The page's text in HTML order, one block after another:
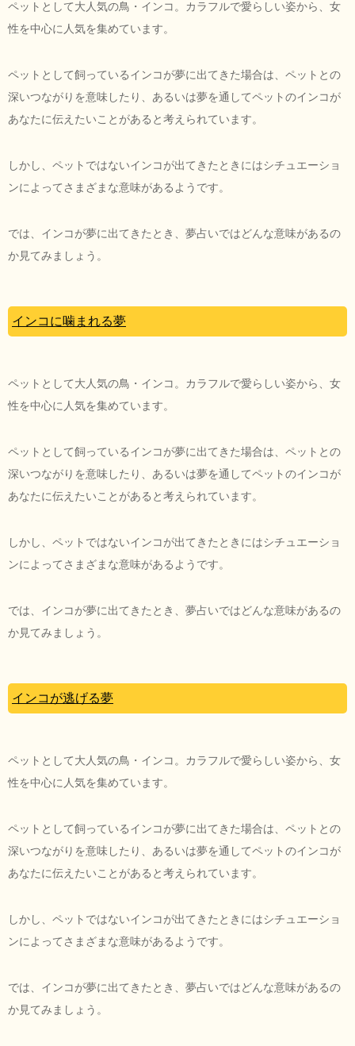
ペットとして大人気の鳥・インコ。カラフルで愛らしい姿から、女
性を中心に人気を集めています。
ペットとして飼っているインコが夢に出てきた場合は、ペットとの
深いつながりを意味したり、あるいは夢を通してペットのインコが
あなたに伝えたいことがあると考えられています。
しかし、ペットではないインコが出てきたときにはシチュエーショ
ンによってさまざまな意味があるようです。
では、インコが夢に出てきたとき、夢占いではどんな意味があるの
か見てみましょう。
インコに噛まれる夢
ペットとして大人気の鳥・インコ。カラフルで愛らしい姿から、女
性を中心に人気を集めています。
ペットとして飼っているインコが夢に出てきた場合は、ペットとの
深いつながりを意味したり、あるいは夢を通してペットのインコが
あなたに伝えたいことがあると考えられています。
しかし、ペットではないインコが出てきたときにはシチュエーショ
ンによってさまざまな意味があるようです。
では、インコが夢に出てきたとき、夢占いではどんな意味があるの
か見てみましょう。
インコが逃げる夢
ペットとして大人気の鳥・インコ。カラフルで愛らしい姿から、女
性を中心に人気を集めています。
ペットとして飼っているインコが夢に出てきた場合は、ペットとの
深いつながりを意味したり、あるいは夢を通してペットのインコが
あなたに伝えたいことがあると考えられています。
しかし、ペットではないインコが出てきたときにはシチュエーショ
ンによってさまざまな意味があるようです。
では、インコが夢に出てきたとき、夢占いではどんな意味があるの
か見てみましょう。